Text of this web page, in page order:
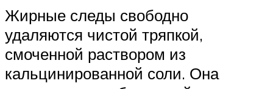
Жирные следы свободно
удаляются чистой тряпкой,
смоченной раствором из
кальцинированной соли. Она